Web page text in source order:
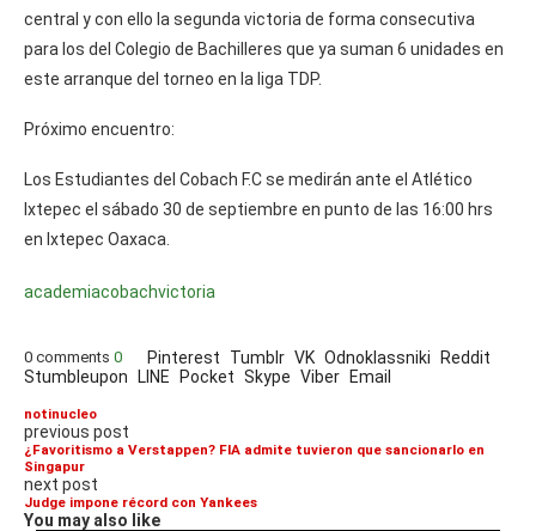
central y con ello la segunda victoria de forma consecutiva
para los del Colegio de Bachilleres que ya suman 6 unidades en
este arranque del torneo en la liga TDP.
Próximo encuentro:
Los Estudiantes del Cobach F.C se medirán ante el Atlético
Ixtepec el sábado 30 de septiembre en punto de las 16:00 hrs
en Ixtepec Oaxaca.
academiacobachvictoria
0 comments 0 Pinterest Tumblr VK Odnoklassniki Reddit
Stumbleupon LINE Pocket Skype Viber Email
notinucleo
previous post
¿Favoritismo a Verstappen? FIA admite tuvieron que sancionarlo en
Singapur
next post
Judge impone récord con Yankees
You may also like